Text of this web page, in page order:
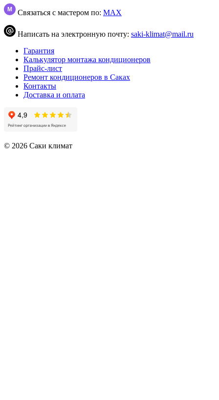
M Связаться с мастером по: MAX
Написать на электронную почту: saki-klimat@mail.ru
Гарантия
Калькулятор монтажа кондиционеров
Прайс-лист
Ремонт кондиционеров в Саках
Контакты
Доставка и оплата
© 2026 Саки климат